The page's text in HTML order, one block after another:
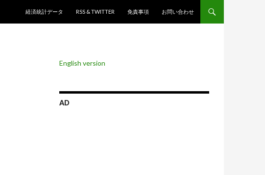
経済統計データ
RSS & TWITTER 免責事項 お問い合わせ
English version
AD